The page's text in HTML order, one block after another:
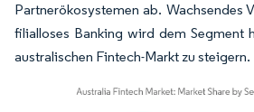
Partnerökosystemen ab. Wachsendes
filialloses Banking wird dem Segment
australischen Fintech-Markt zu steigern.